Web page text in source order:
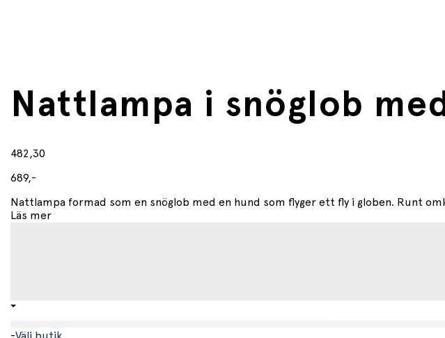
Nattlampa i snöglob
482,30
689,-
Nattlampa formad som en snöglob med en hund som flyger ett fly i globen. Runt
Läs mer